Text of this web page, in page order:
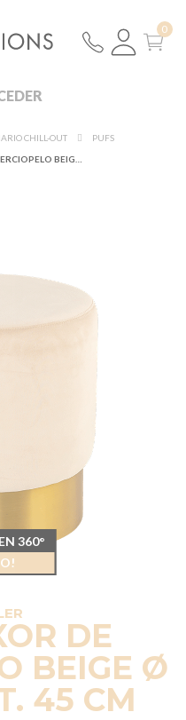
CHILL-OUT
PUFS
DE
BEIGE Ø
45 CM
360°